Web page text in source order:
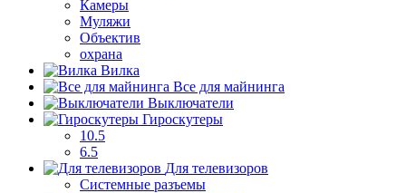
Камеры
Муляжи
Объектив
охрана
Вилка
Все для майнинга
Выключатели
Гироскутеры
10.5
6.5
Для телевизоров
Системные разъемы